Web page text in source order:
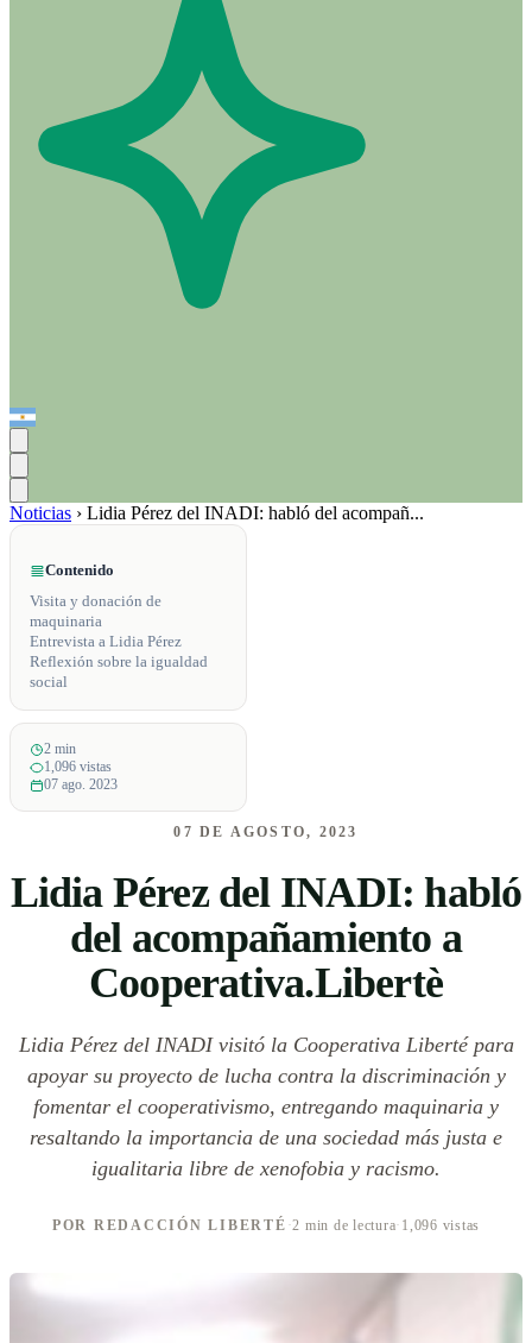
Noticias › Lidia Pérez del INADI: habló del acompañ...
Contenido
Visita y donación de
maquinaria
Entrevista a Lidia Pérez
Reflexión sobre la igualdad
social
2 min
1,096 vistas
07 ago. 2023
07 DE AGOSTO, 2023
Lidia Pérez del INADI: habló
del acompañamiento a
Cooperativa.Libertè
Lidia Pérez del INADI visitó la Cooperativa Liberté para
apoyar su proyecto de lucha contra la discriminación y
fomentar el cooperativismo, entregando maquinaria y
resaltando la importancia de una sociedad más justa e
igualitaria libre de xenofobia y racismo.
POR REDACCIÓN LIBERTÉ ·2 min de lectura· 1,096 vistas